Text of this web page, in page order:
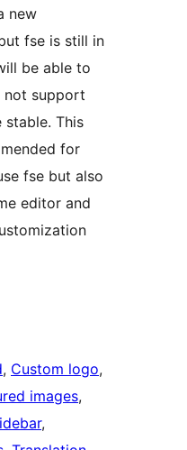
new
fse is still in
be able to
not support
stable. This
for
fse but also
editor and
, Custom logo
images